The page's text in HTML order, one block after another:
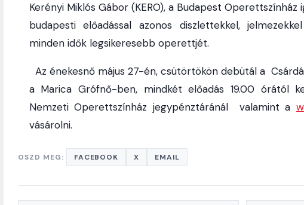
Kerényi Miklós Gábor (KERO), a Budapest Operettszínház
budapesti előadással azonos diszlettekkel,
minden idők legsikeresebb operettjét.
Az énekesnő május 27-én, csütörtökön debütál a
a Marica Grófnő-ben, mindkét előadás 19.00 órától
Nemzeti Operettszínház jegypénztáránál valamint a
vásárolni.
OSZD MEG: FACEBOOK X EMAIL